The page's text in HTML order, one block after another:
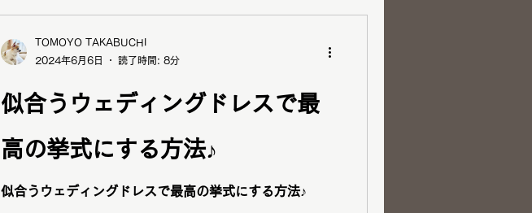
似合うウェディングドレスで最
高の挙式にする方法♪
似合うウェディングドレスで最高の挙式にする方法♪
TOMOYO TAKABUCHI
2024年6月6日
読了時間: 8分